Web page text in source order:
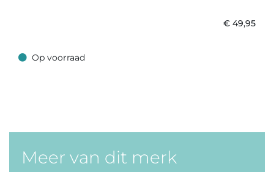
€ 49,95
Op voorraad
Op voorraad
Meer van dit merk